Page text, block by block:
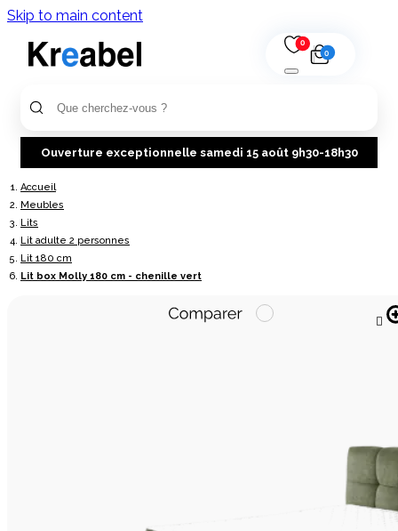
Skip to main content
0
0
Ouverture exceptionnelle samedi 15 août 9h30-18h30
Accueil
Meubles
Lits
Lit adulte 2 personnes
Lit 180 cm
Lit box Molly 180 cm - chenille vert
